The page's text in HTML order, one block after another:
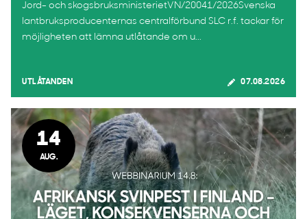
Jord- och skogsbruksministerietVN/20041/2026Svenska
lantbruksproducenternas centralförbund SLC r.f. tackar för
möjligheten att lämna utlåtande om u...
UTLÅTANDEN 07.08.2026
14
AUG.